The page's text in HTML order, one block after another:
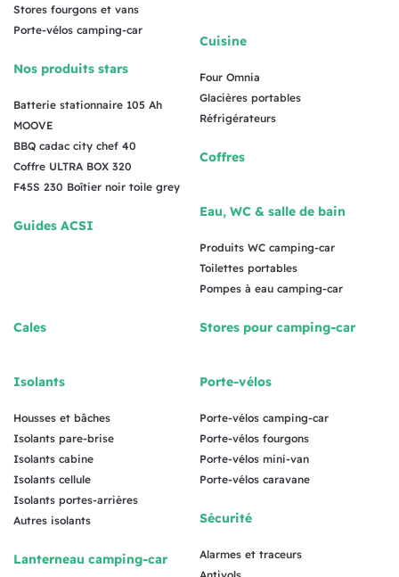
Stores fourgons et vans
Porte-vélos camping-car
Nos produits stars
Batterie stationnaire 105 Ah
MOOVE
BBQ cadac city chef 40
Coffre ULTRA BOX 320
F45S 230 Boîtier noir toile grey
Guides ACSI
Cuisine
Four Omnia
Glacières portables
Réfrigérateurs
Coffres
Eau, WC & salle de bain
Produits WC camping-car
Toilettes portables
Pompes à eau camping-car
Cales
Isolants
Housses et bâches
Isolants pare-brise
Isolants cabine
Isolants cellule
Isolants portes-arrières
Autres isolants
Lanterneau camping-car
Stores pour camping-car
Porte-vélos
Porte-vélos camping-car
Porte-vélos fourgons
Porte-vélos mini-van
Porte-vélos caravane
Sécurité
Alarmes et traceurs